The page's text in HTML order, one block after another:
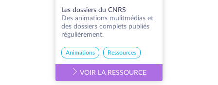
Les dossiers du CNRS
Des animations mulitmédias et
des dossiers complets publiés
régulièrement.
Animations Ressources
VOIR LA RESSOURCE